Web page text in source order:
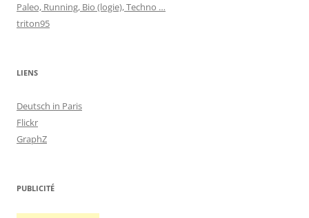
Paleo, Running, Bio (logie), Techno …
triton95
LIENS
Deutsch in Paris
Flickr
GraphZ
PUBLICITÉ